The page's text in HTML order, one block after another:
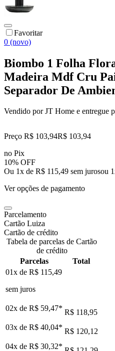
Favoritar
0 (novo)
Biombo 1 Folha
Madeira Mdf Cru
Separador De
Vendido porJT Home e entregue
Preço R$ 103,94R$ 103,94
no Pix
10% OFF
Ou 1x de R$ 115,49 sem jurosou 1
Ver opções de pagamento
Parcelamento
Cartão Luiza
Cartão de crédito
Tabela de parcelas de Cartão
de crédito
Parcelas
Total
01x de R$ 115,49
sem juros
02x de R$ 59,47* R$ 118,95
03x de R$ 40,04* R$ 120,12
04x de R$ 30,32*